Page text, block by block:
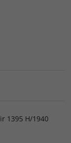
1395 H/1940